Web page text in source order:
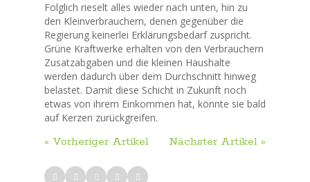
Folglich rieselt alles wieder nach unten, hin zu
den Kleinverbrauchern, denen gegenüber die
Regierung keinerlei Erklärungsbedarf zuspricht.
Grüne Kraftwerke erhalten von den Verbrauchern
Zusatzabgaben und die kleinen Haushalte
werden dadurch über dem Durchschnitt hinweg
belastet. Damit diese Schicht in Zukunft noch
etwas von ihrem Einkommen hat, könnte sie bald
auf Kerzen zurückgreifen.
« Vorheriger Artikel Nächster Artikel »